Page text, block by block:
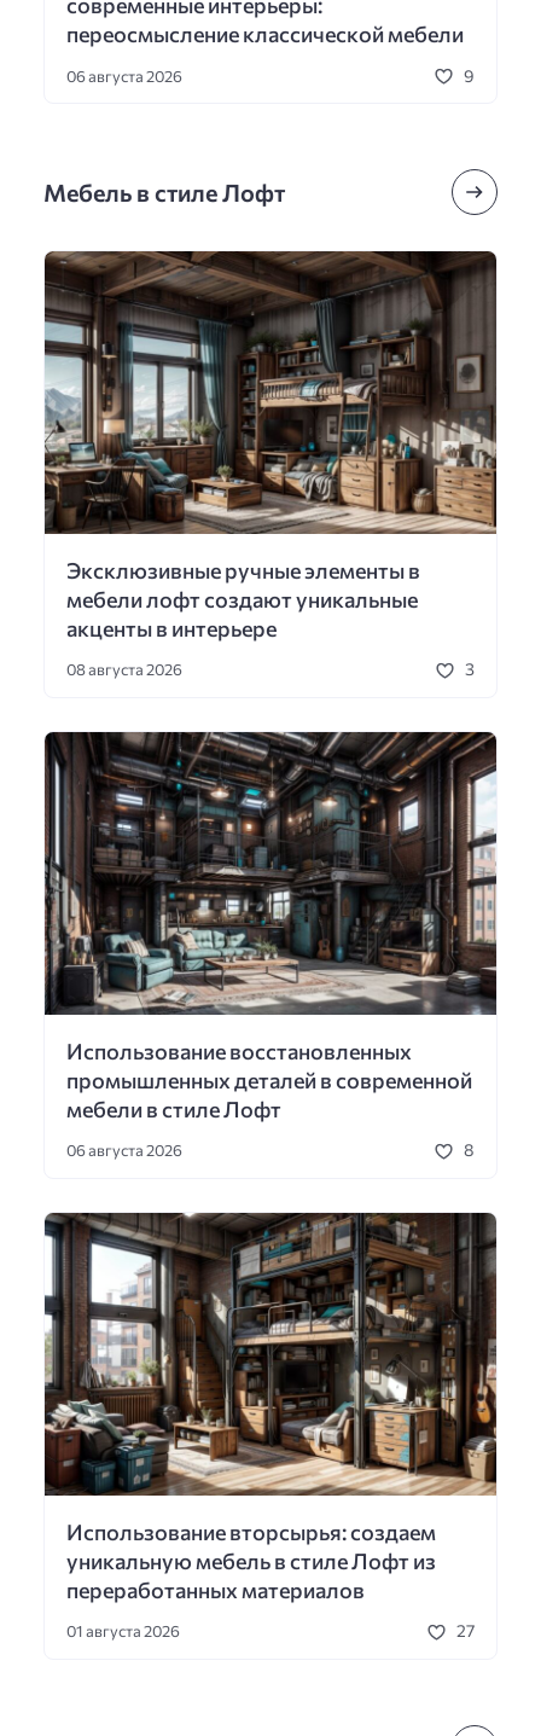
переосмысление классической мебели
06 августа 2026 9
Мебель в стиле Лофт
Эксклюзивные ручные элементы в
мебели лофт создают уникальные
акценты в интерьере
08 августа 2026 3
Использование восстановленных
промышленных деталей в современной
мебели в стиле Лофт
06 августа 2026 8
Использование вторсырья: создаем
уникальную мебель в стиле Лофт из
переработанных материалов
01 августа 2026 27